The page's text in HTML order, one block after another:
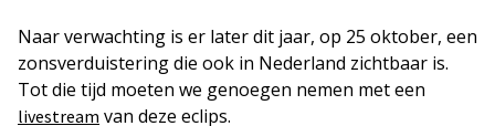
Naar verwachting is er later dit jaar, op 25 oktober, een
zonsverduistering die ook in Nederland zichtbaar is.
Tot die tijd moeten we genoegen nemen met een
livestream van deze eclips.